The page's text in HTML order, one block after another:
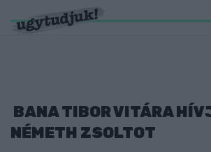
BANA TIBOR VITÁRA
NÉMETH ZSOLTOT